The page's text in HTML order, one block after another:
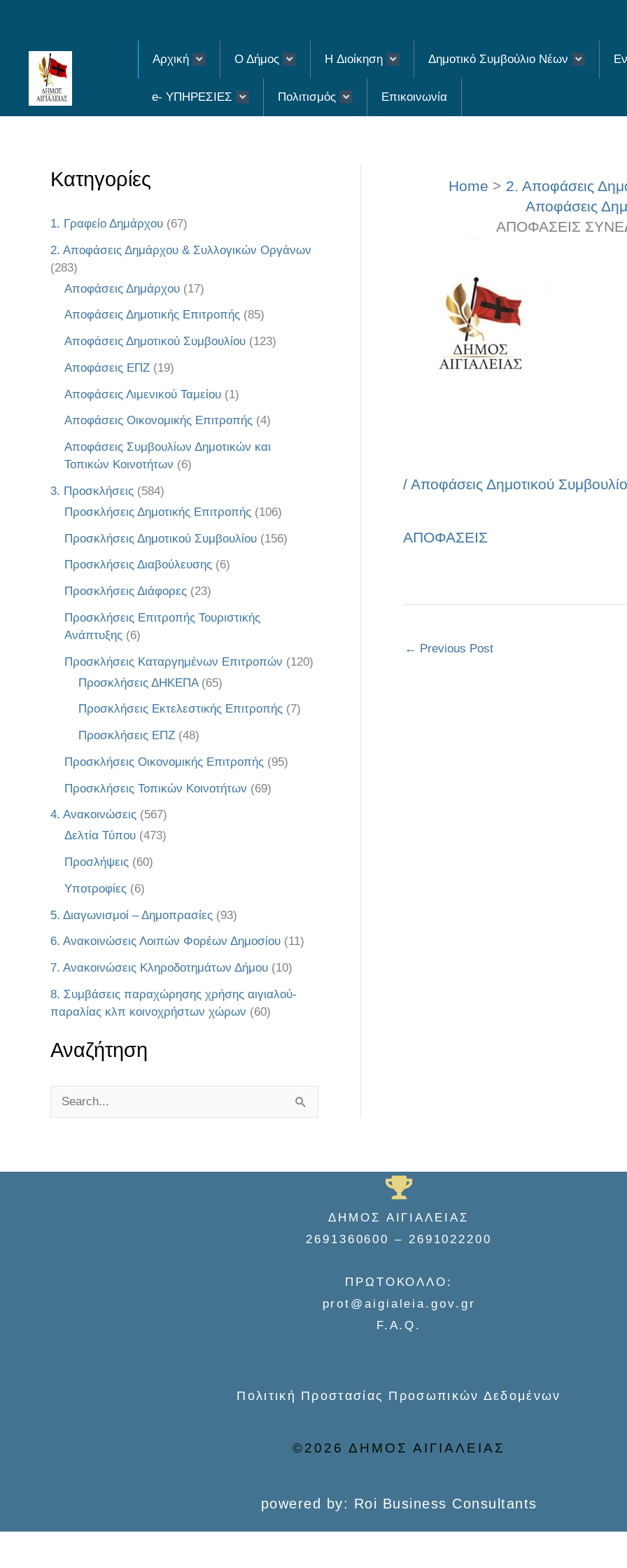
content
Αρχική Ο Δήμος H Διοίκηση Δημοτικό Συμβούλιο Νέων
e- ΥΠΗΡΕΣΙΕΣ Πολιτισμός Επικοινωνία
Κατηγορίες
1. Γραφείο Δημάρχου (67)
2. Αποφάσεις Δημάρχου & Συλλογικών Οργάνων
(283)
Αποφάσεις Δημάρχου (17)
Αποφάσεις Δημοτικής Επιτροπής (85)
Αποφάσεις Δημοτικού Συμβουλίου (123)
Αποφάσεις ΕΠΖ (19)
Αποφάσεις Λιμενικού Ταμείου (1)
Αποφάσεις Οικονομικής Επιτροπής (4)
Αποφάσεις Συμβουλίων Δημοτικών και
Τοπικών Κοινοτήτων (6)
3. Προσκλήσεις (584)
Προσκλήσεις Δημοτικής Επιτροπής (106)
Προσκλήσεις Δημοτικού Συμβουλίου (156)
Προσκλήσεις Διαβούλευσης (6)
Προσκλήσεις Διάφορες (23)
Προσκλήσεις Επιτροπής Τουριστικής
Ανάπτυξης (6)
Προσκλήσεις Καταργημένων Επιτροπών (120)
Προσκλήσεις ΔΗΚΕΠΑ(65)
Προσκλήσεις Εκτελεστικής Επιτροπής (7)
Προσκλήσεις ΕΠΖ (48)
Προσκλήσεις Οικονομικής Επιτροπής (95)
Προσκλήσεις Τοπικών Κοινοτήτων (69)
4. Ανακοινώσεις (567)
Δελτία Τύπου (473)
Προσλήψεις (60)
Υποτροφίες (6)
5. Διαγωνισμοί – Δημοπρασίες (93)
6. Ανακοινώσεις Λοιπών Φορέων Δημοσίου (11)
7. Ανακοινώσεις Κληροδοτημάτων Δήμου (10)
8. Συμβάσεις παραχώρησης χρήσης αιγιαλού-
παραλίας κλπ κοινοχρήστων χώρων (60)
Αναζήτηση
Home
2. Αποφάσεις
Αποφάσεις
ΑΠΟΦΑΣΕΙΣ
/ Αποφάσεις Δημοτικού
ΑΠΟΦΑΣΕΙΣ
← Previous Post
ΔΗΜΟΣ ΑΙΓΙΑΛΕΙΑΣ
2691360600 – 2691022200
ΠΡΩΤΟΚΟΛΛΟ:
prot@aigialeia.gov.gr
F.A.Q.
Πολιτική Προστασίας Προσωπικών Δεδομένων
©2026 ΔΗΜΟΣ ΑΙΓΙΑΛΕΙΑΣ
powered by: Roi Business Consultants